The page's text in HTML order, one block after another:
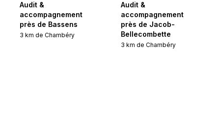
Audit &
accompagnement
près de Bassens
3 km de Chambéry
Audit &
accompagnement
près de Jacob-
Bellecombette
3 km de Chambéry